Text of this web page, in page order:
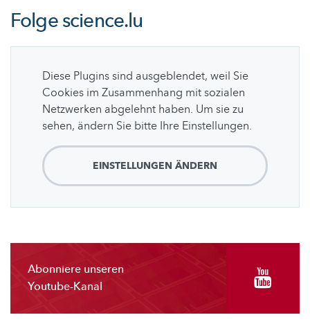
Folgescience.lu
Diese Plugins sind ausgeblendet, weil Sie
Cookies im Zusammenhang mit sozialen
Netzwerken abgelehnt haben. Um sie zu
sehen, ändern Sie bitte Ihre Einstellungen.
EINSTELLUNGEN ÄNDERN
Abonniere unseren
Youtube-Kanal